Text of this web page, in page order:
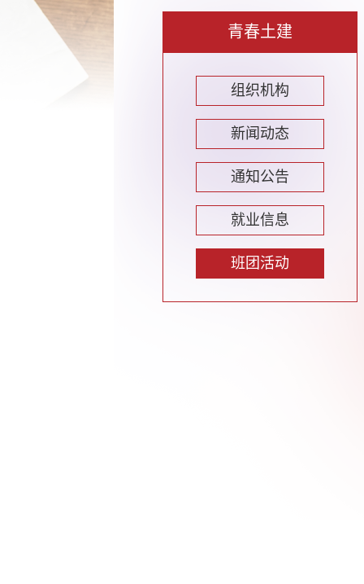
青春土建
组织机构
新闻动态
通知公告
就业信息
班团活动